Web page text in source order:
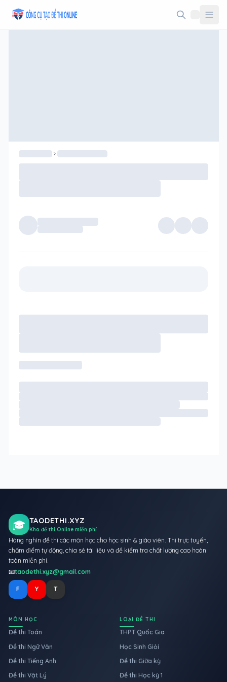
🎓 TAODETHI.XYZ
Kho đề thi Online miễn phí
Hàng nghìn đề thi các môn học cho học sinh & giáo viên. Thi trực tuyến,
chấm điểm tự động, chia sẻ tài liệu và đề kiểm tra chất lượng cao hoàn
toàn miễn phí.
📧taodethi.xyz@gmail.com
F Y T
MÔN HỌC
Đề thi Toán
Đề thi Ngữ Văn
Đề thi Tiếng Anh
Đề thi Vật Lý
LOẠI ĐỀ THI
THPT Quốc Gia
Học Sinh Giỏi
Đề thi Giữa kỳ
Đề thi Học kỳ 1